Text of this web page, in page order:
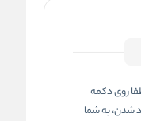
روی دکمه
شدن، به شما